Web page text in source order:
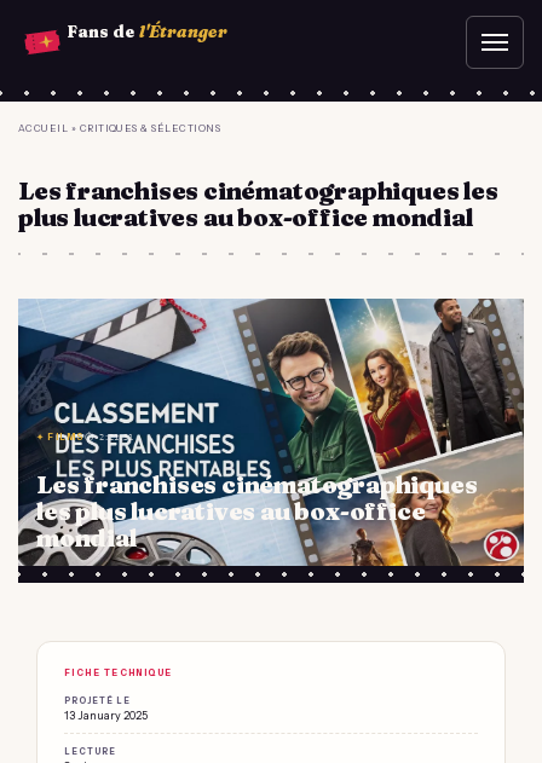
contenu
principal
Fans de l'Étranger
YOU
ARE
HERE
ACCUEIL » CRITIQUES & SÉLECTIONS
Les franchises cinématographiques les
plus lucratives au box-office mondial
✦ FILMS⏱ 2:21:31
Les franchises cinématographiques
les plus lucratives au box-office
mondial
FICHE TECHNIQUE
PROJETÉ LE
13 January 2025
LECTURE